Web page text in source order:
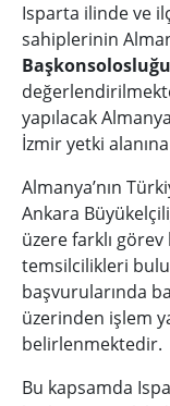
Isparta ilinde ve
sahiplerinin
yapılacak
İzmir yetki
Almanya’nın
Ankara
üzere farklı
temsilcilikleri
başvurularında
üzerinden işlem
belirlenmektedir.
Bu kapsamda